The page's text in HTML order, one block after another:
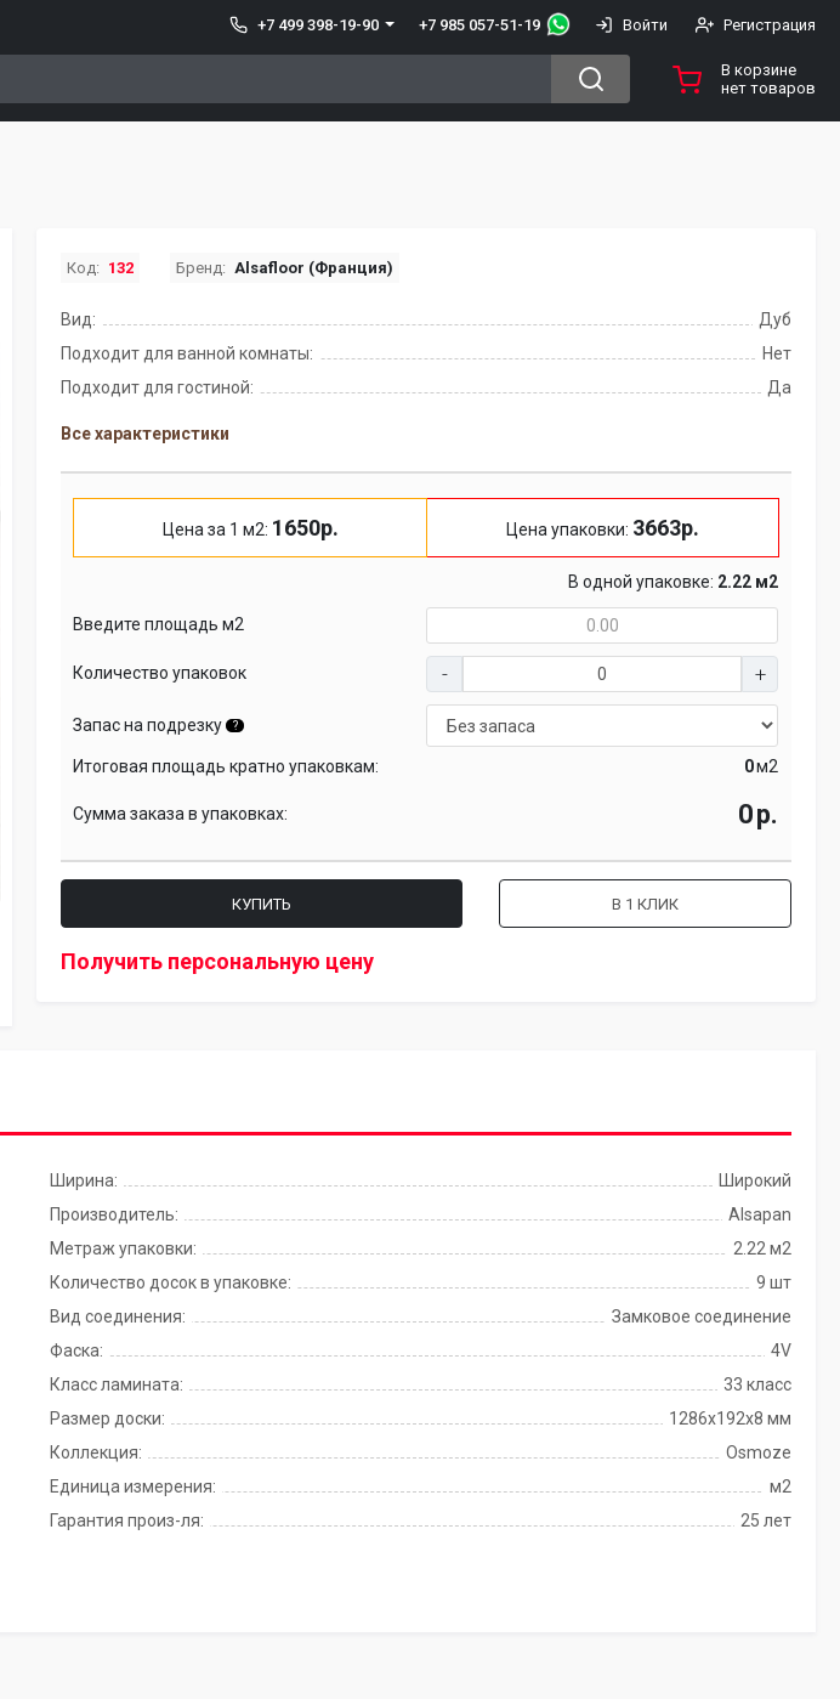
+7 499 398-19-90 +7 985 057-51-19 Войти Регистрация
В корзине
нет товаров
Код: 132 Бренд: Alsafloor (Франция)
Вид:
Дуб
Подходит для ванной комнаты:
Нет
Подходит для гостиной:
Да
Все характеристики
Цена за 1 м2: 1650р. Цена упаковки: 3663р.
В одной упаковке: 2.22 м2
Введите площадь м2
Количество упаковок
Запас на подрезку ?
Итоговая площадь кратно упаковкам: м2
Сумма заказа в упаковках: р.
КУПИТЬ В 1 КЛИК
Получить персональную цену
Ширина:
Широкий
Производитель:
Alsapan
Метраж упаковки:
2.22 м2
Количество досок в упаковке:
9 шт
Вид соединения:
Замковое соединение
Фаска:
4V
Класс ламината:
33 класс
Размер доски:
1286х192х8 мм
Коллекция:
Osmoze
Единица измерения:
м2
Гарантия произ-ля:
25 лет